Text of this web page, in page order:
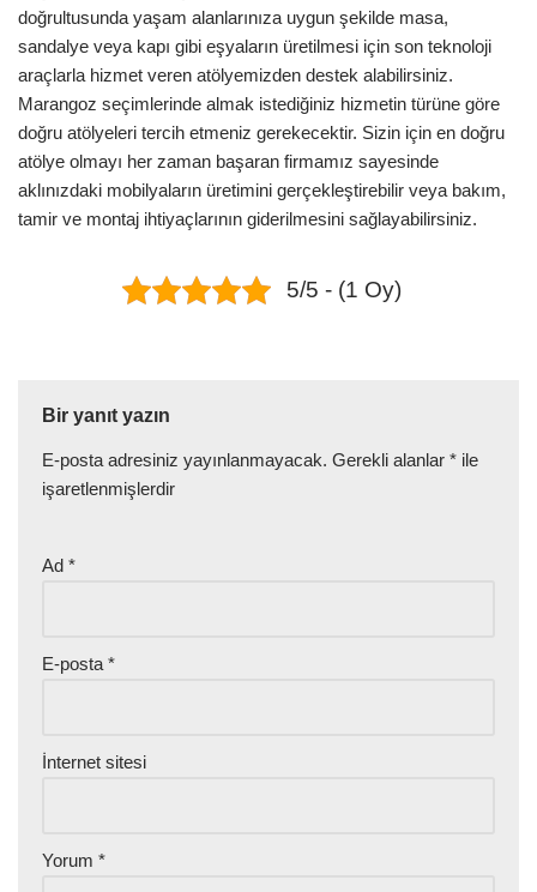
doğrultusunda yaşam alanlarınıza uygun şekilde masa,
sandalye veya kapı gibi eşyaların üretilmesi için son teknoloji
araçlarla hizmet veren atölyemizden destek alabilirsiniz.
Marangoz seçimlerinde almak istediğiniz hizmetin türüne göre
doğru atölyeleri tercih etmeniz gerekecektir. Sizin için en doğru
atölye olmayı her zaman başaran firmamız sayesinde
aklınızdaki mobilyaların üretimini gerçekleştirebilir veya bakım,
tamir ve montaj ihtiyaçlarının giderilmesini sağlayabilirsiniz.
5/5 - (1 Oy)
Bir yanıt yazın
E-posta adresiniz yayınlanmayacak. Gerekli alanlar * ile
işaretlenmişlerdir
Ad *
E-posta *
İnternet sitesi
Yorum *